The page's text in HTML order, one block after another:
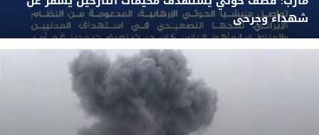
شهداء وجرحى